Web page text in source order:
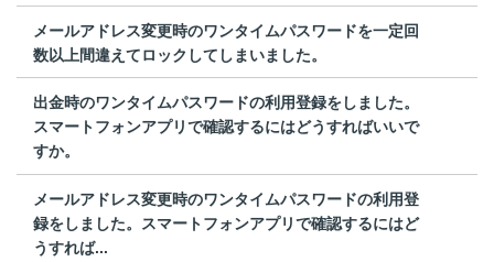
メールアドレス変更時のワンタイムパスワードを一定回
数以上間違えてロックしてしまいました。
出金時のワンタイムパスワードの利用登録をしました。
スマートフォンアプリで確認するにはどうすればいいで
すか。
メールアドレス変更時のワンタイムパスワードの利用登
録をしました。スマートフォンアプリで確認するにはど
うすれば...